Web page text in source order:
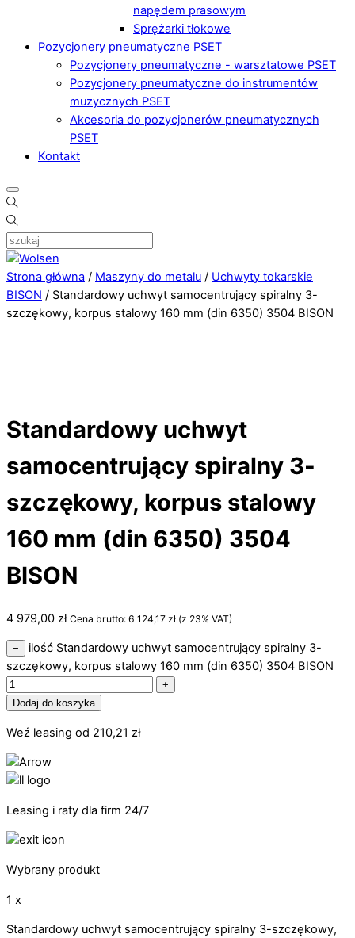
napędem prasowym
Sprężarki tłokowe
Pozycjonery pneumatyczne PSET
Pozycjonery pneumatyczne - warsztatowe PSET
Pozycjonery pneumatyczne do instrumentów
muzycznych PSET
Akcesoria do pozycjonerów pneumatycznych
PSET
Kontakt
Strona główna / Maszyny do metalu / Uchwyty tokarskie
BISON / Standardowy uchwyt samocentrujący spiralny 3-
szczękowy, korpus stalowy 160 mm (din 6350) 3504 BISON
Standardowy uchwyt
samocentrujący spiralny 3-
szczękowy, korpus stalowy
160 mm (din 6350) 3504
BISON
4 979,00 zł Cena brutto: 6 124,17 zł (z 23% VAT)
−
ilość Standardowy uchwyt samocentrujący spiralny 3-
szczękowy, korpus stalowy 160 mm (din 6350) 3504 BISON
+
Dodaj do koszyka
Weź leasing od 210,21 zł
Leasing i raty dla firm 24/7
Wybrany produkt
1 x
Standardowy uchwyt samocentrujący spiralny 3-szczękowy,